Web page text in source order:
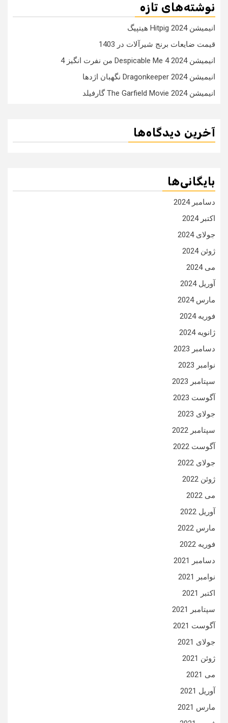
نوشته‌های تازه
انیمیشن Hitpig 2024 هیتپیگ
قیمت ضایعات برنج شیرآلات در 1403
انیمیشن Despicable Me 4 2024 من نفرت انگیز 4
انیمیشن Dragonkeeper 2024 نگهبان اژدها
انیمیشن The Garfield Movie 2024 گارفیلد
آخرین دیدگاه‌ها
بایگانی‌ها
دسامبر 2024
اکتبر 2024
جولای 2024
ژوئن 2024
می 2024
آوریل 2024
مارس 2024
فوریه 2024
ژانویه 2024
دسامبر 2023
نوامبر 2023
سپتامبر 2023
آگوست 2023
جولای 2023
سپتامبر 2022
آگوست 2022
جولای 2022
ژوئن 2022
می 2022
آوریل 2022
مارس 2022
فوریه 2022
دسامبر 2021
نوامبر 2021
اکتبر 2021
سپتامبر 2021
آگوست 2021
جولای 2021
ژوئن 2021
می 2021
آوریل 2021
مارس 2021